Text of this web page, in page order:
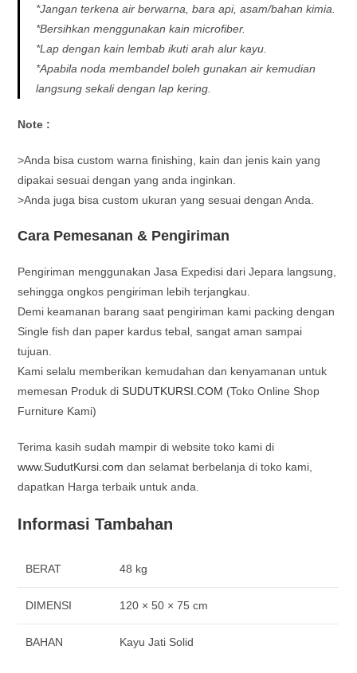
*Jangan terkena air berwarna, bara api, asam/bahan kimia.
*Bersihkan menggunakan kain microfiber.
*Lap dengan kain lembab ikuti arah alur kayu.
*Apabila noda membandel boleh gunakan air kemudian
langsung sekali dengan lap kering.
Note :
>Anda bisa custom warna finishing, kain dan jenis kain yang
dipakai sesuai dengan yang anda inginkan.
>Anda juga bisa custom ukuran yang sesuai dengan Anda.
Cara Pemesanan & Pengiriman
Pengiriman menggunakan Jasa Expedisi dari Jepara langsung,
sehingga ongkos pengiriman lebih terjangkau.
Demi keamanan barang saat pengiriman kami packing dengan
Single fish dan paper kardus tebal, sangat aman sampai
tujuan.
Kami selalu memberikan kemudahan dan kenyamanan untuk
memesan Produk diSUDUTKURSI.COM (Toko Online Shop
Furniture Kami)
Terima kasih sudah mampir di website toko kami di
www.SudutKursi.com dan selamat berbelanja di toko kami,
dapatkan Harga terbaik untuk anda.
Informasi Tambahan
BERAT 48 kg
DIMENSI 120 × 50 × 75 cm
BAHAN Kayu Jati Solid